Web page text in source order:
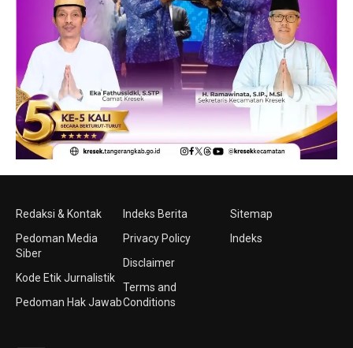
Redaksi & Kontak
Pedoman Media
Siber
Kode Etik Jurnalistik
Pedoman Hak Jawab
Indeks Berita
Privacy Policy
Disclaimer
Terms and
Conditions
Sitemap
Indeks